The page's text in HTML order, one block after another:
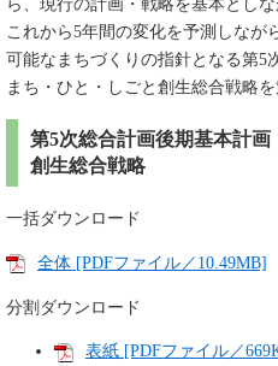
ら、現行の計画・戦略を基本とし
これから5年間の変化を予測しなが
可能なまちづくりの指針となる第5
まち・ひと・しごと創生総合戦略を
第5次総合計画後期基本計
創生総合戦略
一括ダウンロード
全体 [PDFファイル／10.49MB]
分割ダウンロード
表紙 [PDFファイル／